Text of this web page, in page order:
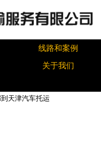
线路和案例
关于我们
天津汽车托运